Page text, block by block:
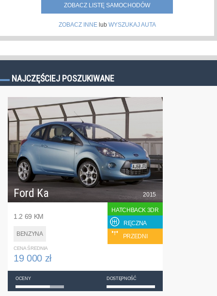
ZOBACZ LISTĘ SAMOCHODÓW
ZOBACZ INNElub WYSZUKAJ AUTA
NAJCZĘŚCIEJ POSZUKIWANE
Ford Ka
1.2 69 KM
BENZYNA
2015
HATCHBACK 3DR
RĘCZNA
PRZEDNI
CENA ŚREDNIA
19 000 zł
OCENY DOSTĘPNOŚĆ